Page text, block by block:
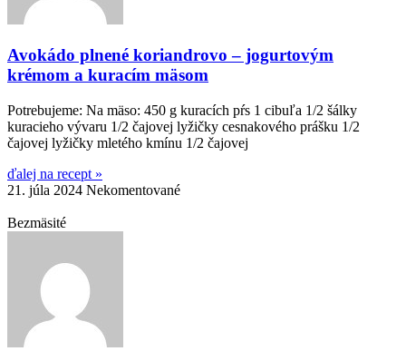
Avokádo plnené koriandrovo – jogurtovým
krémom a kuracím mäsom
Potrebujeme: Na mäso: 450 g kuracích pŕs 1 cibuľa 1/2 šálky
kuracieho vývaru 1/2 čajovej lyžičky cesnakového prášku 1/2
čajovej lyžičky mletého kmínu 1/2 čajovej
ďalej na recept »
21. júla 2024 Nekomentované
Bezmäsité